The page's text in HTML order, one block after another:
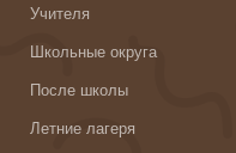
Учителя
Школьные округа
После школы
Летние лагеря